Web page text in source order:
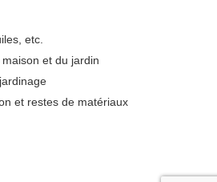
etc.
et du jardin
et restes de matériaux